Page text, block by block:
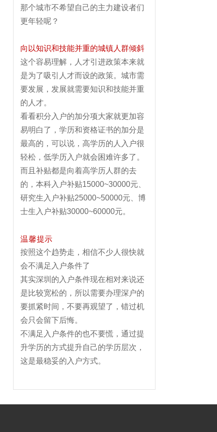
那个城市不希望自己的主力建设者们
更年轻呢？
向以知识和技能并重的城镇人群倾斜
这个容易理解，人才引进政策本来就
是为了吸引人才而设的政策。城市需
要发展，发展就需要知识和技能并重
的人才。
看看积分入户的加分项大家就更加容
易明白了，学历和资格证书的加分是
最高的，可以说，高学历的人入户很
轻松，低学历入户就会困难许多了。
而且补贴都是向着高学历人群的去
的，本科入户补贴15000~30000元、
研究生入户补贴25000~50000元、博
士生入户补贴30000~60000元。
温馨提示
按照这个趋势走，相信不少人很快就
会不满足入户条件了
其实深圳的入户条件现在相对来说还
是比较宽松的，所以需要办理深户的
要抓紧时间，不要再观望了，错过机
会只会留下后悔。
不满足入户条件的也不要慌，通过提
升学历的方式提升自己的学历层次，
这是最稳妥的入户方式。